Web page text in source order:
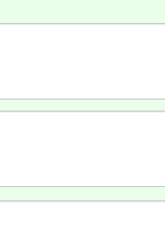
桃園電
動會8/
舉行。
享有免
收入戶
科技中